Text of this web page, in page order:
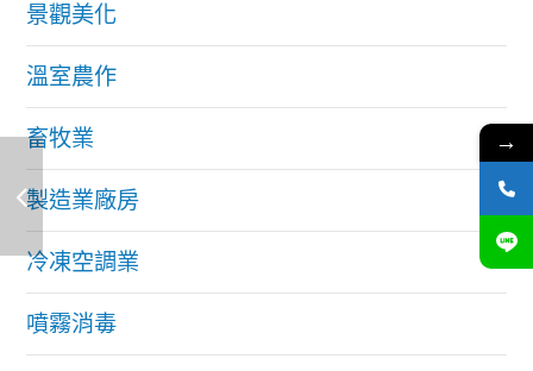
景觀美化
溫室農作
畜牧業
製造業廠房
冷凍空調業
噴霧消毒
→